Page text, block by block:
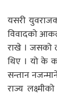
यसरी
विवादको
राखे । जसको
थिए । यो के
सन्तान
राज्य